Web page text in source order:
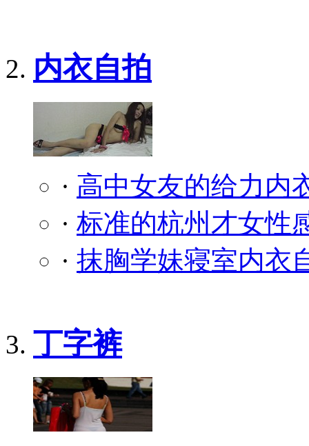
内衣自拍
· 高中女友的给力内
· 标准的杭州才女性
· 抹胸学妹寝室内衣
丁字裤